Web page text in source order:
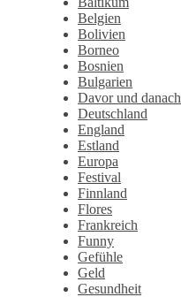
Belgien
Bolivien
Borneo
Bosnien
Bulgarien
Davor und danach
Deutschland
England
Estland
Europa
Festival
Finnland
Flores
Frankreich
Funny
Gefühle
Geld
Gesundheit